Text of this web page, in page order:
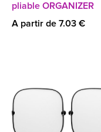
pliable ORGANIZER
A partir de 7.03 €